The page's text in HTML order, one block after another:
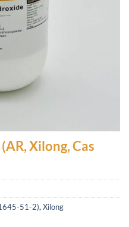
Xilong, Cas
51-2), Xilong